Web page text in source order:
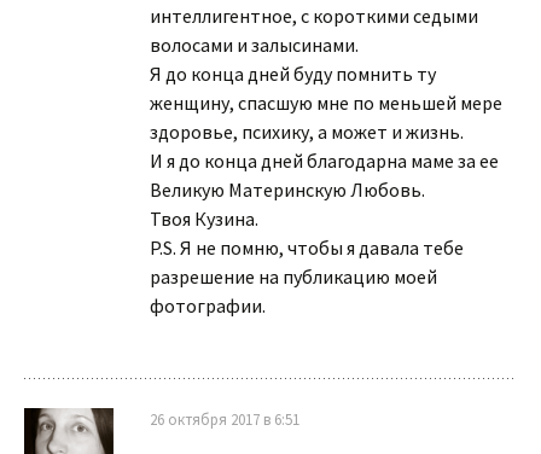
интеллигентное, с короткими седыми
волосами и залысинами.
Я до конца дней буду помнить ту
женщину, спасшую мне по меньшей мере
здоровье, психику, а может и жизнь.
И я до конца дней благодарна маме за ее
Великую Материнскую Любовь.
Твоя Кузина.
P.S. Я не помню, чтобы я давала тебе
разрешение на публикацию моей
фотографии.
26 октября 2017 в 6:51